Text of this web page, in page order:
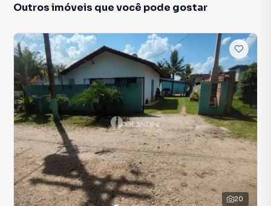
Outros imóveis que você pode gostar
20